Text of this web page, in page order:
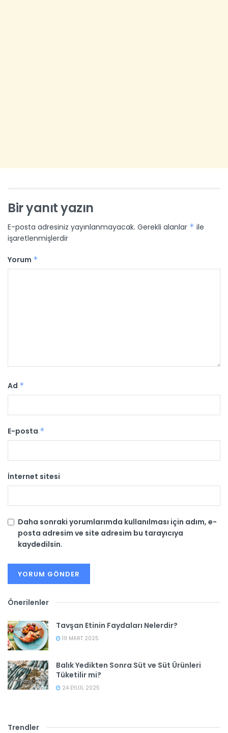
Bir yanıt yazın
E-posta adresiniz yayınlanmayacak. Gerekli alanlar * ile
işaretlenmişlerdir
Yorum *
Ad *
E-posta *
İnternet sitesi
Daha sonraki yorumlarımda kullanılması için adım, e-
posta adresim ve site adresim bu tarayıcıya
kaydedilsin.
Önerilenler
Tavşan Etinin Faydaları Nelerdir?
19 MART 2025
Balık Yedikten Sonra Süt ve Süt Ürünleri
Tüketilir mi?
24 EYLÜL 2025
Trendler